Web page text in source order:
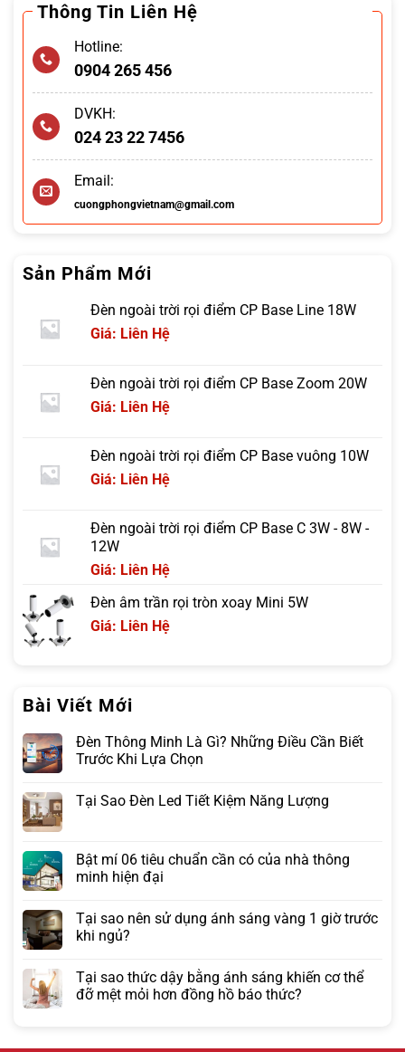
Thông Tin Liên Hệ
Hotline:
0904 265 456
DVKH:
024 23 22 7456
Email:
cuongphongvietnam@gmail.com
Sản Phẩm Mới
Đèn ngoài trời rọi điểm CP Base Line 18W
Giá: Liên Hệ
Đèn ngoài trời rọi điểm CP Base Zoom 20W
Giá: Liên Hệ
Đèn ngoài trời rọi điểm CP Base vuông 10W
Giá: Liên Hệ
Đèn ngoài trời rọi điểm CP Base C 3W - 8W -
12W
Giá: Liên Hệ
Đèn âm trần rọi tròn xoay Mini 5W
Giá: Liên Hệ
Bài Viết Mới
Đèn Thông Minh Là Gì? Những Điều Cần Biết
Trước Khi Lựa Chọn
Tại Sao Đèn Led Tiết Kiệm Năng Lượng
Bật mí 06 tiêu chuẩn cần có của nhà thông
minh hiện đại
Tại sao nên sử dụng ánh sáng vàng 1 giờ trước
khi ngủ?
Tại sao thức dậy bằng ánh sáng khiến cơ thể
đỡ mệt mỏi hơn đồng hồ báo thức?